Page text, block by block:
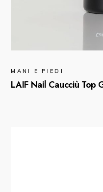
MANI E PIEDI
LAIF Nail Caucciù Top